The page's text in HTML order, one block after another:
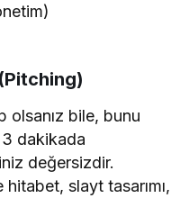
olsanız bile, bunu
3 dakikada
değersizdir.
slayt tasarımı,